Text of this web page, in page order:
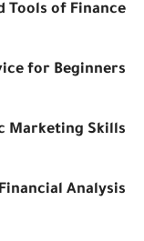
Tools of Finance.
for Beginners.
Marketing Skills.
Analysis.